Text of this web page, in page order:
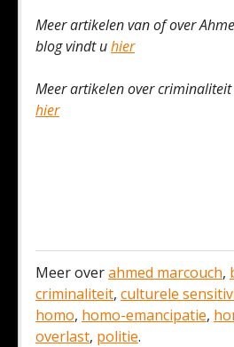
Meer artikelen van of over
blog vindt uhier
Meer artikelen over
hier
Meer overahmed marcouch,
criminaliteit, culturele
homo, homo-emancipatie,
overlast, politie.